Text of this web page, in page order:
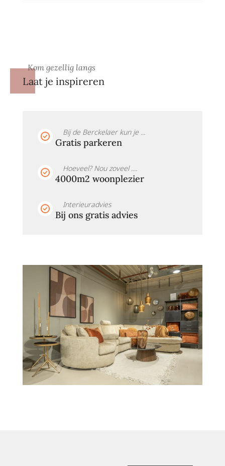
Kom gezellig langs
Laat je inspireren
Bij de Berckelaer kun je ...
Gratis parkeren
Hoeveel? Nou zoveel ....
4000m2 woonplezier
Interieuradvies
Bij ons gratis advies